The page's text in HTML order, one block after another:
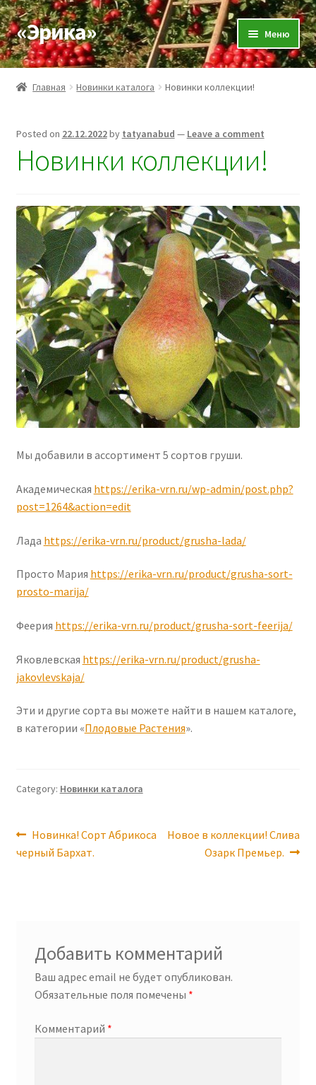
Skip
to
navigation
Skip
to
content
«Эрика» Меню
О нас
Отзывы
Контакты
Главная Новинки каталога Новинки коллекции!
Posted on 22.12.2022by tatyanabud — Leave a comment
Новинки коллекции!
Мы добавили в ассортимент 5 сортов груши.
Академическая https://erika-vrn.ru/wp-admin/post.php?
post=1264&action=edit
Лада https://erika-vrn.ru/product/grusha-lada/
Просто Мария https://erika-vrn.ru/product/grusha-sort-
prosto-marija/
Феерия https://erika-vrn.ru/product/grusha-sort-feerija/
Яковлевская https://erika-vrn.ru/product/grusha-
jakovlevskaja/
Эти и другие сорта вы можете найти в нашем каталоге,
в категории «Плодовые Растения».
Category: Новинки каталога
Навигация
по
Previous
post:
Новинка! Сорт Абрикоса
черный Бархат.
Next
Новое в коллекции! Слива
Озарк Премьер.
Добавить комментарий
Ваш адрес email не будет опубликован.
Обязательные поля помечены *
Комментарий *